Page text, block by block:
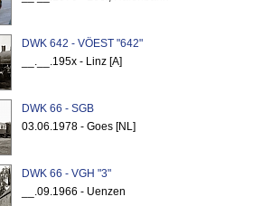
DWK 642 - VÖEST "642"
__.__.195x - Linz [A]
DWK 66 - SGB
03.06.1978 - Goes [NL]
DWK 66 - VGH "3"
__.09.1966 - Uenzen